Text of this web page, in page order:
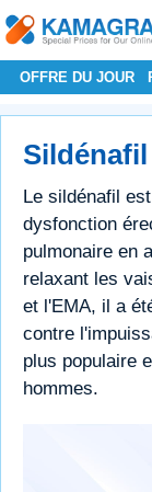
OFFRE DU JOUR
Sildénafil
Le sildénafil
dysfonction
pulmonaire en
relaxant les
et l'EMA, il a
contre
plus populaire
hommes.